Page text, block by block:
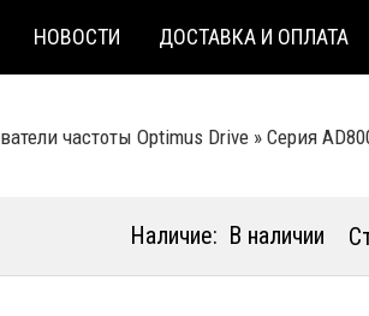
НОВОСТИ ДОСТАВКА И ОПЛАТА
частоты Optimus Drive » Серия
Наличие: В наличии